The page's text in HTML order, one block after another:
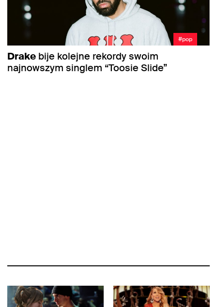
#pop
Drake bije kolejne rekordy swoim
najnowszym singlem “Toosie Slide”